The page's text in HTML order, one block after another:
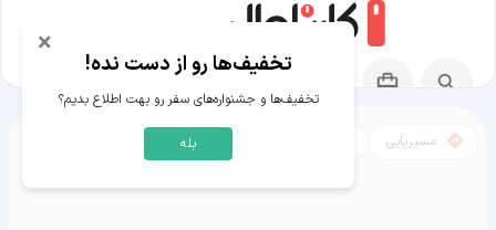
مسیریابی
× تخفیف‌ها رو از دست نده!
تخفیف‌ها و جشنواره‌های سفر رو بهت اطلاع بدیم؟
بله